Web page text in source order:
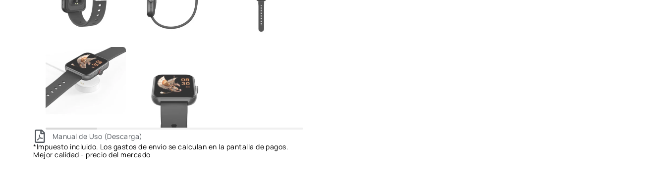
Manual de Uso (Descarga)
*Impuesto incluido. Los gastos de envío se calculan en la pantalla de pagos.
Mejor calidad - precio del mercado